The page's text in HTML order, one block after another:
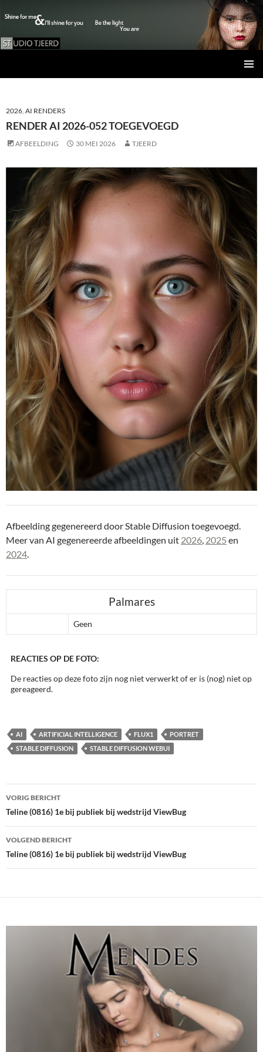
INHOUD
2026, AI RENDERS
RENDER AI 2026-052 TOEGEVOEGD
AFBEELDING 30 MEI 2026 TJEERD
Afbeelding gegenereerd door Stable Diffusion toegevoegd.
Meer van AI gegenereerde afbeeldingen uit 2026, 2025 en
2024.
Palmares
Geen
REACTIES OP DE FOTO:
De reacties op deze foto zijn nog niet verwerkt of er is (nog) niet op
gereageerd.
AI ARTIFICIAL INTELLIGENCE FLUX1
PORTRET
STABLE DIFFUSION
STABLE DIFFUSION WEBUI
Bericht
navigatie
VORIG BERICHT
Teline (0816) 1e bij publiek bij wedstrijd ViewBug
VOLGEND BERICHT
Teline (0816) 1e bij publiek bij wedstrijd ViewBug